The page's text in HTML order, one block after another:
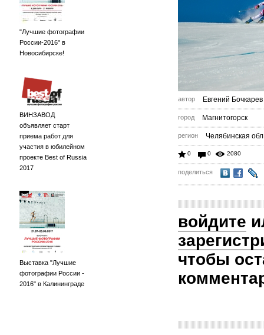
"Лучшие фотографии
России-2016" в
Новосибирске!
ВИНЗАВОД
объявляет старт
приема работ для
участия в юбилейном
проекте Best of Russia
2017
Выставка "Лучшие
фотографии России -
2016" в Калининграде
автор Евгений Бочкарев
город Магнитогорск
регион Челябинская
0 0 2080
поделиться
войдите
чтобы